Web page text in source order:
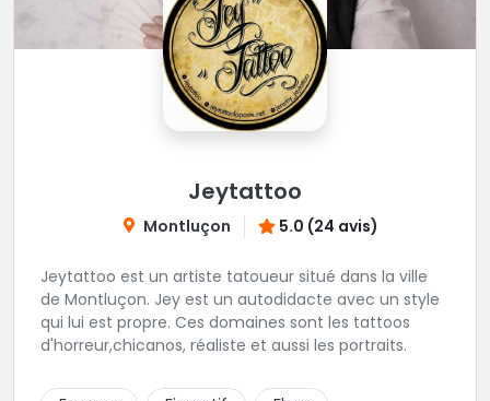
Jeytattoo
Montluçon 5.0 (24 avis)
Jeytattoo est un artiste tatoueur situé dans la ville
de Montluçon. Jey est un autodidacte avec un style
qui lui est propre. Ces domaines sont les tattoos
d'horreur,chicanos, réaliste et aussi les portraits.